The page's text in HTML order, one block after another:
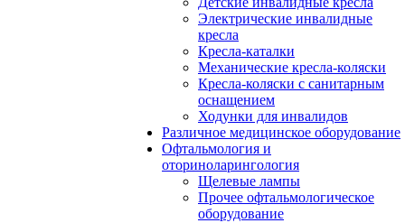
Электрические инвалидные
кресла
Кресла-каталки
Механические кресла-коляски
Кресла-коляски с санитарным
оснащением
Ходунки для инвалидов
Различное медицинское оборудование
Офтальмология и
оториноларингология
Щелевые лампы
Прочее офтальмологическое
оборудование